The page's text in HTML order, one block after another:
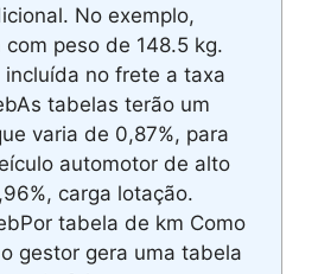
No exemplo,
peso de 148.5 kg.
incluída no frete a taxa
tabelas terão um
varia de 0,87%, para
automotor de alto
carga lotação.
tabela de km Como
gestor gera uma tabela